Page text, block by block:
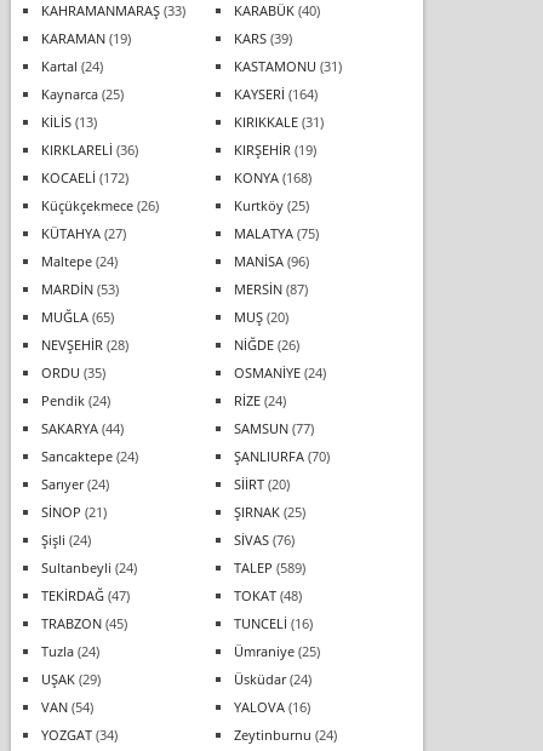
KAHRAMANMARAŞ(33) KARABÜK(40)
KARAMAN(19) KARS(39)
Kartal (24) KASTAMONU (31)
Kaynarca(25) KAYSERİ (164)
KİLİS(13) KIRIKKALE(31)
KIRKLARELİ (36) KIRŞEHİR (19)
KOCAELİ (172) KONYA(168)
Küçükçekmece(26) Kurtköy(25)
KÜTAHYA(27) MALATYA(75)
Maltepe(24) MANİSA(96)
MARDİN(53) MERSİN(87)
MUĞLA(65) MUŞ(20)
NEVŞEHİR (28) NİĞDE(26)
ORDU (35) OSMANİYE(24)
Pendik(24) RİZE(24)
SAKARYA(44) SAMSUN(77)
Sancaktepe(24) ŞANLIURFA(70)
Sarıyer(24) SİİRT(20)
SİNOP (21) ŞIRNAK(25)
Şişli (24) SİVAS(76)
Sultanbeyli (24) TALEP (589)
TEKİRDAĞ(47) TOKAT(48)
TRABZON(45) TUNCELİ (16)
Tuzla(24) Ümraniye(25)
UŞAK(29) Üsküdar(24)
VAN(54) YALOVA(16)
YOZGAT(34) Zeytinburnu (24)